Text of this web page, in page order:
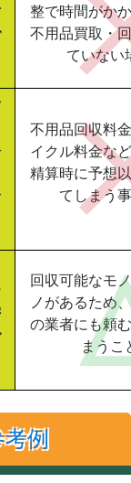
整で時間がか
不用品買取・
ていない
不用品回収料
イクル料金な
精算時に予想
てしまう
回収可能なモ
ノがあるため
の業者にも頼
まうこ
例